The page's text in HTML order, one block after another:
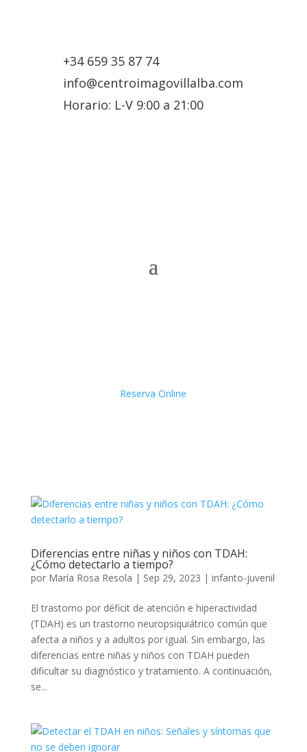
+34 659 35 87 74
info@centroimagovillalba.com
Horario: L-V 9:00 a 21:00
Reserva Online
Diferencias entre niñas y niños con TDAH:
¿Cómo detectarlo a tiempo?
por María Rosa Resola | Sep 29, 2023 | infanto-juvenil
El trastorno por déficit de atención e hiperactividad
(TDAH) es un trastorno neuropsiquiátrico común que
afecta a niños y a adultos por igual. Sin embargo, las
diferencias entre niñas y niños con TDAH pueden
dificultar su diagnóstico y tratamiento. A continuación,
se...